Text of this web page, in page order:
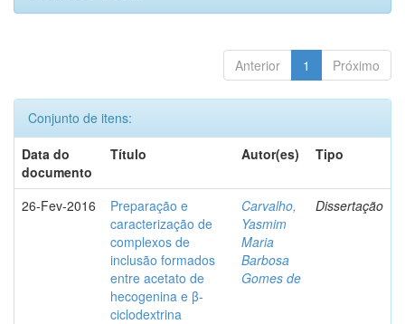
Anterior 1 Próximo
Conjunto de itens:
Data do
documento
Título Autor(es) Tipo
26-Fev-2016
Preparação e
caracterização de
complexos de
inclusão formados
entre acetato de
hecogenina e β-
ciclodextrina
Carvalho,
Yasmim
Maria
Barbosa
Gomes de
Dissertação